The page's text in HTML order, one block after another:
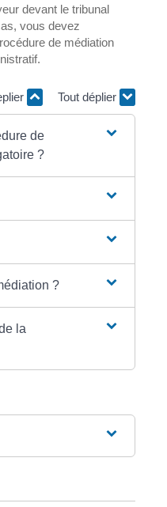
devant le tribunal
vous devez
de médiation
Tout déplier
de
?
?
la